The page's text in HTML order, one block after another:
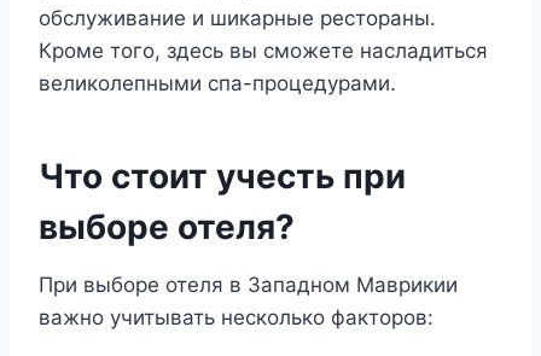
обслуживание и шикарные рестораны.
Кроме того, здесь вы сможете насладиться
великолепными спа-процедурами.
Что стоит учесть при
выборе отеля?
При выборе отеля в Западном Маврикии
важно учитывать несколько факторов: